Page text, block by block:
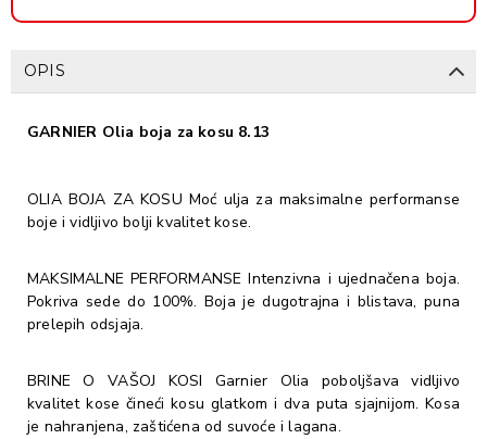
OPIS
GARNIER Olia boja za kosu 8.13
OLIA BOJA ZA KOSU Moć ulja za maksimalne performanse
boje i vidljivo bolji kvalitet kose.
MAKSIMALNE PERFORMANSE Intenzivna i ujednačena boja.
Pokriva sede do 100%. Boja je dugotrajna i blistava, puna
prelepih odsjaja.
BRINE O VAŠOJ KOSI Garnier Olia poboljšava vidljivo
kvalitet kose čineći kosu glatkom i dva puta sjajnijom. Kosa
je nahranjena, zaštićena od suvoće i lagana.